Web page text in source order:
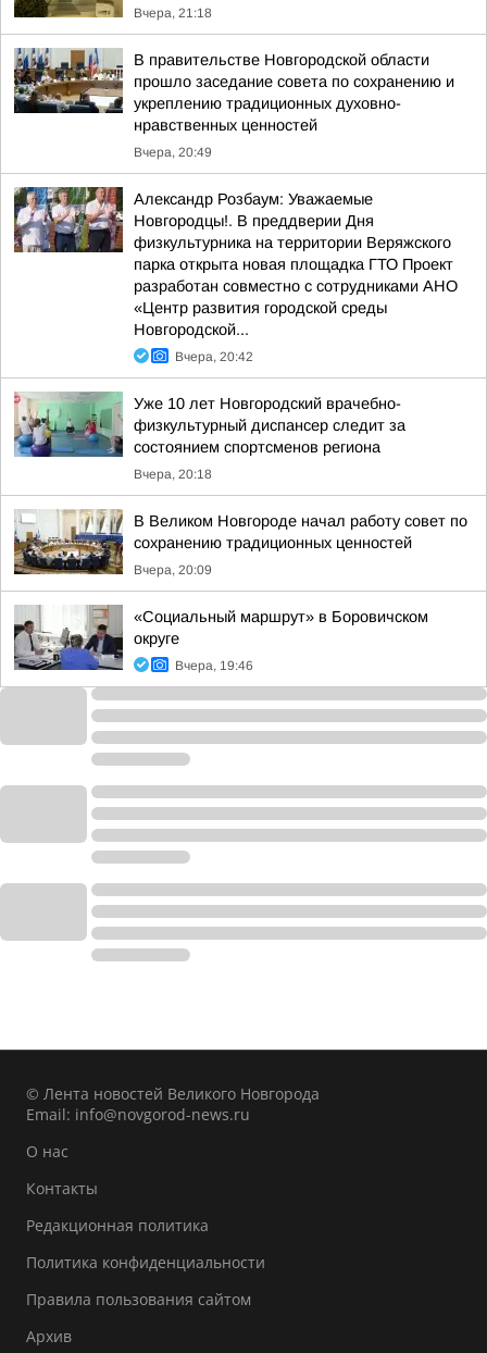
Вчера, 21:18
В правительстве Новгородской области
прошло заседание совета по сохранению и
укреплению традиционных духовно-
нравственных ценностей
Вчера, 20:49
Александр Розбаум: Уважаемые
Новгородцы!. В преддверии Дня
физкультурника на территории Веряжского
парка открыта новая площадка ГТО Проект
разработан совместно с сотрудниками АНО
«Центр развития городской среды
Новгородской...
Вчера, 20:42
Уже 10 лет Новгородский врачебно-
физкультурный диспансер следит за
состоянием спортсменов региона
Вчера, 20:18
В Великом Новгороде начал работу совет по
сохранению традиционных ценностей
Вчера, 20:09
«Социальный маршрут» в Боровичском
округе
Вчера, 19:46
© Лента новостей Великого Новгорода
Email: info@novgorod-news.ru
О нас
Контакты
Редакционная политика
Политика конфиденциальности
Правила пользования сайтом
Архив